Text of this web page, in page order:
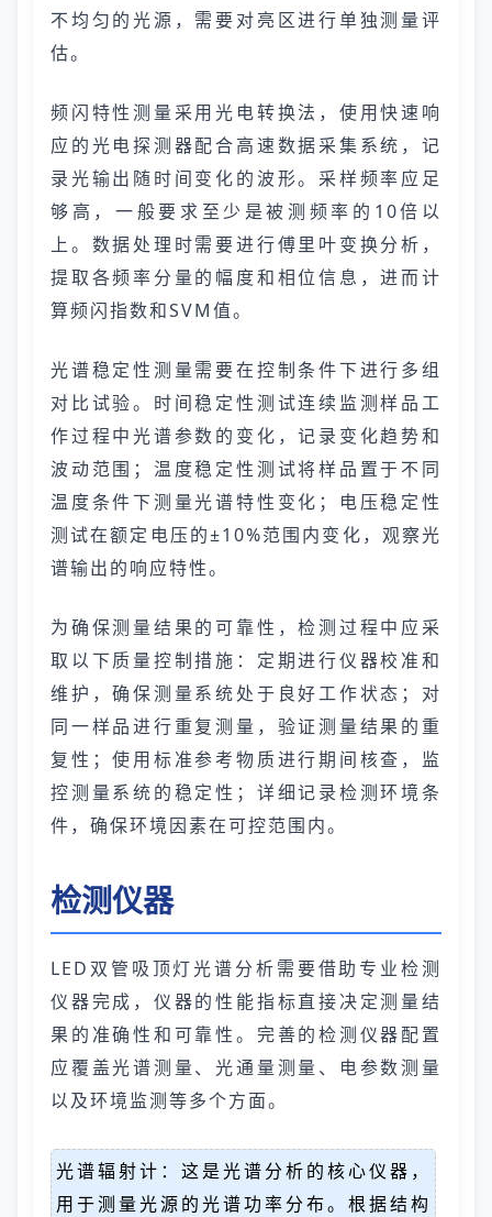
不均匀的光源，需要对亮区进行单独测量评
估。
频闪特性测量采用光电转换法，使用快速响
应的光电探测器配合高速数据采集系统，记
录光输出随时间变化的波形。采样频率应足
够高，一般要求至少是被测频率的10倍以
上。数据处理时需要进行傅里叶变换分析，
提取各频率分量的幅度和相位信息，进而计
算频闪指数和SVM值。
光谱稳定性测量需要在控制条件下进行多组
对比试验。时间稳定性测试连续监测样品工
作过程中光谱参数的变化，记录变化趋势和
波动范围；温度稳定性测试将样品置于不同
温度条件下测量光谱特性变化；电压稳定性
测试在额定电压的±10%范围内变化，观察光
谱输出的响应特性。
为确保测量结果的可靠性，检测过程中应采
取以下质量控制措施：定期进行仪器校准和
维护，确保测量系统处于良好工作状态；对
同一样品进行重复测量，验证测量结果的重
复性；使用标准参考物质进行期间核查，监
控测量系统的稳定性；详细记录检测环境条
件，确保环境因素在可控范围内。
检测仪器
LED双管吸顶灯光谱分析需要借助专业检测
仪器完成，仪器的性能指标直接决定测量结
果的准确性和可靠性。完善的检测仪器配置
应覆盖光谱测量、光通量测量、电参数测量
以及环境监测等多个方面。
光谱辐射计：这是光谱分析的核心仪器，
用于测量光源的光谱功率分布。根据结构